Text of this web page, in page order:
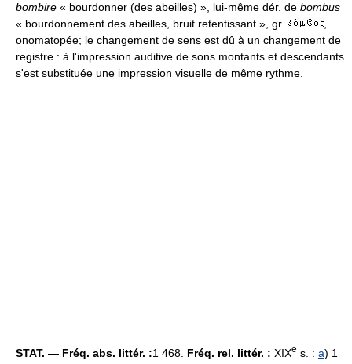
bombire « bourdonner (des abeilles) », lui-même dér. de bombus
« bourdonnement des abeilles, bruit retentissant », gr.
,
onomatopée; le changement de sens est dû à un changement de
registre : à l'impression auditive de sons montants et descendants
s'est substituée une impression visuelle de même rythme.
STAT. — Fréq. abs. littér. :1 468. Fréq. rel. littér. : XIXe s. : a) 1